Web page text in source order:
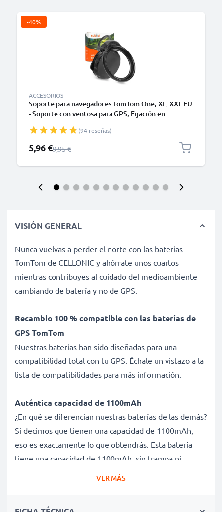
-40%
ACCESORIOS
Soporte para navegadores TomTom One, XL, XXL EU
- Soporte con ventosa para GPS, Fijación en
con cabezal de bola Porta GPS de termoplástico
(94 reseñas)
Precio especial
5,96 €Precio normal
9,95 €
VISIÓN GENERAL
Nunca vuelvas a perder el norte con las baterías
TomTom de CELLONIC y ahórrate unos cuartos
mientras contribuyes al cuidado del medioambiente
cambiando de batería y no de GPS.
Recambio 100 % compatible con las baterías de
GPS TomTom
Nuestras baterías han sido diseñadas para una
compatibilidad total con tu GPS. Échale un vistazo a la
lista de compatibilidades para más información.
Auténtica capacidad de 1100mAh
¿En qué se diferencian nuestras baterías de las demás?
Si decimos que tienen una capacidad de 1100mAh,
eso es exactamente lo que obtendrás. Esta batería
tiene una capacidad de 1100mAh, sin trampa ni
VER MÁS